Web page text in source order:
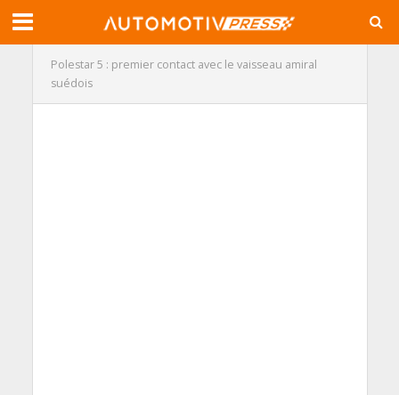
Polestar 5 : premier contact avec le vaisseau amiral
suédois